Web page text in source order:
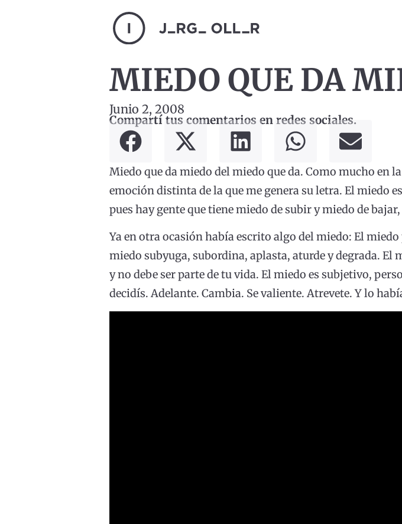
MIEDO QUE DA
Junio 2, 2008
Compartí tus comentarios en redes sociales.
Miedo que da miedo del miedo que da. Como mucho en
emoción distinta de la que me genera su letra. El miedo
pues hay gente que tiene miedo de subir y miedo de
Ya en otra ocasión había escrito algo del miedo: El
miedo subyuga, subordina, aplasta, aturde y degrada.
y no debe ser parte de tu vida. El miedo es subjetivo,
decidís. Adelante. Cambia. Se valiente. Atrevete. Y lo